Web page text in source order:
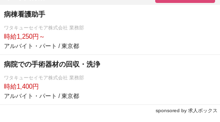
病棟看護助手
ワタキューセイモア株式会社 業務部
時給1,250円～
アルバイト・パート / 東京都
病院での手術器材の回収・洗浄
ワタキューセイモア株式会社 業務部
時給1,400円
アルバイト・パート / 東京都
sponsored by 求人ボックス